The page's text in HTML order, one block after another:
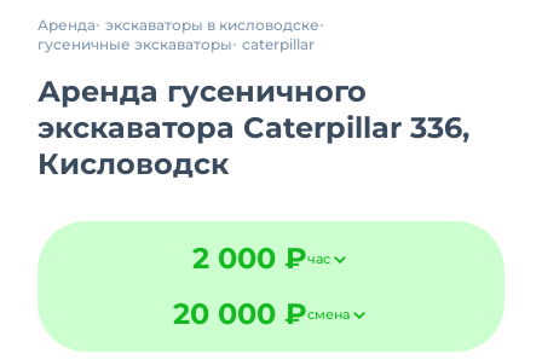
Аренда экскаваторы в кисловодске
гусеничные экскаваторы caterpillar
Аренда гусеничного
экскаватора Caterpillar 336,
Кисловодск
2 000 ₽час
20 000 ₽смена